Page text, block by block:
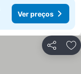
Ver preços
Partilhar